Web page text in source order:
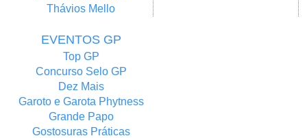
Thávios Mello
EVENTOS GP
Top GP
Concurso Selo GP
Dez Mais
Garoto e Garota Phytness
Grande Papo
Gostosuras Práticas